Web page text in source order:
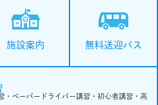
施設案内 無料送迎バス
・ペーパードライバー講習・初心者講習・高